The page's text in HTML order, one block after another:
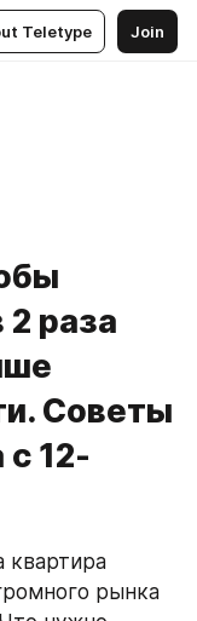
Teletype Join
2 раза
Советы
12-
квартира
рынка